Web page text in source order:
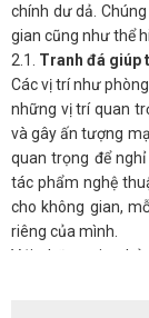
chính dư dả.
gian cũng như thể
2.1. Tranh đá giúp
Các vị trí như
những vị trí quan
và gây ấn tượng
quan trọng để
tác phẩm nghệ
cho không gian,
riêng của mình.
Với những gia chủ